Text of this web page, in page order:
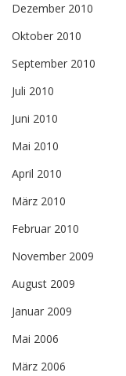
Dezember 2010
Oktober 2010
September 2010
Juli 2010
Juni 2010
Mai 2010
April 2010
März 2010
Februar 2010
November 2009
August 2009
Januar 2009
Mai 2006
März 2006